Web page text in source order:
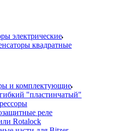
электрические
квадратные
и комплектующие
"пластинчатый"
реле
Rotalock